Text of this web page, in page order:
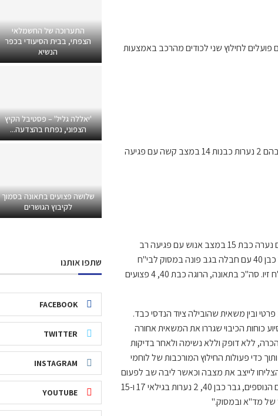
פועלים לחילוץ שני לכודים מהרכב באמצעות
חובשים ופראמדיקים של מד"א מעניקים במקום טיפול רפואי ל 5 פצועים מהרכב הפרטי, בהם 2 נערות כבנות 14 במצב קשה עם פגיעה
פראמדיקים של מד"א קבעו את מותה של אישה כבת 40 ופינו לבית חולים, 5 פצועים, בהם נערה כבת 15 במצב אנוש עם פגיעה רב
מערכתית לאחר פעולות החייאה שפונו במסוק לבי"ח זיו. 4 פצועים במצב בינוני, בהם גבר כבן 40 עם חבלה בגב פונה במסוק לבי"ח
רמב"ם, נערה כבת 17, נערה כבת 15 וילד כבן 10 עם חבלות בכל חלקי גופם מפונים לבי"ח זיו. סה"כ בתאונה, הרוגה כבת 40, 4 פצועים
ובין משאית שהובילה ציוד הנדסי כבד.
ו-2 פצועות היו לכודות בתוכו. בסיוע כוחות הכיבוי שגררו את המשאית אחורה
הנהג הייתה מחוסרת הכרה, ללא דופק וללא נשימה ולאחר בדיקות
כדי פעולות החילוץ המורכבות של לוחמי
לייצב את מצבה וכאשר ליבה שב לפעום
היא הועברה למסוק צבאי שנחת בסמוך ופינה אותה לבית החולים במצב קריטי. 4 הפצועים הנוספים, גבר כבן 40, 2 נערות בגילאי 17 ו-15
התערוכה של החשמלאי
הצפתי, בבית הסיעודי בכפר
הנשיא
'יאללה גליל' – פסטיבל הקיץ
הצפוני, נפתח בהצדעה...
שלושה פצועים בתאונה בסמוך
לקיבוץ הגושרים
שתפו אותנו
FACEBOOK
TWITTER
INSTAGRAM
YOUTUBE